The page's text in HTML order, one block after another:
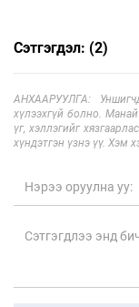
Сэтгэгдэл: (2)
АНХААРУУЛГА:
хүлээхгүй болно.
үг, хэллэгийг
хүндэтгэн үзнэ үү. Хэм